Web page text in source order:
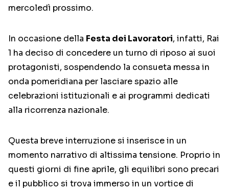
mercoledì prossimo.
In occasione della Festa dei Lavoratori, infatti, Rai
1 ha deciso di concedere un turno di riposo ai suoi
protagonisti, sospendendo la consueta messa in
onda pomeridiana per lasciare spazio alle
celebrazioni istituzionali e ai programmi dedicati
alla ricorrenza nazionale.
Questa breve interruzione si inserisce in un
momento narrativo di altissima tensione. Proprio in
questi giorni di fine aprile, gli equilibri sono precari
e il pubblico si trova immerso in un vortice di